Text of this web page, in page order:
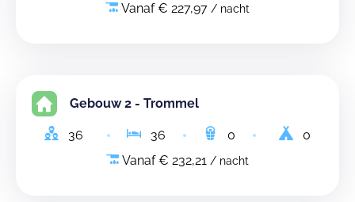
Vanaf € 227,97 / nacht
Gebouw 2 - Trommel
36 36 0
0
Vanaf € 232,21 / nacht